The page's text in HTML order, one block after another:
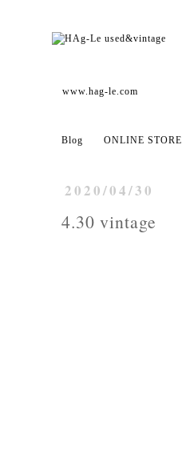
www.hag-le.com
Blog ONLINE STORE
2020/04/30
4.30 vintage